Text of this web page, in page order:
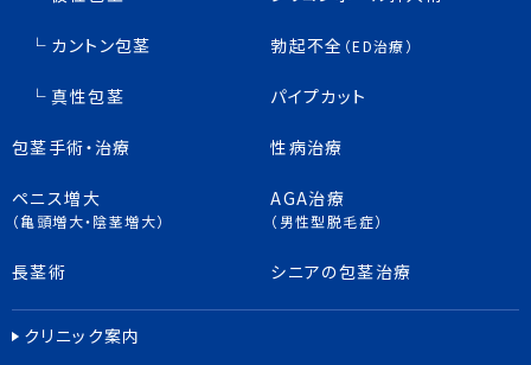
カントン包茎
真性包茎
包茎手術・治療
ペニス増大
（亀頭増大・陰茎増大）
長茎術
勃起不全 （ED治療）
パイプカット
性病治療
AGA治療
（男性型脱毛症）
シニアの包茎治療
クリニック案内